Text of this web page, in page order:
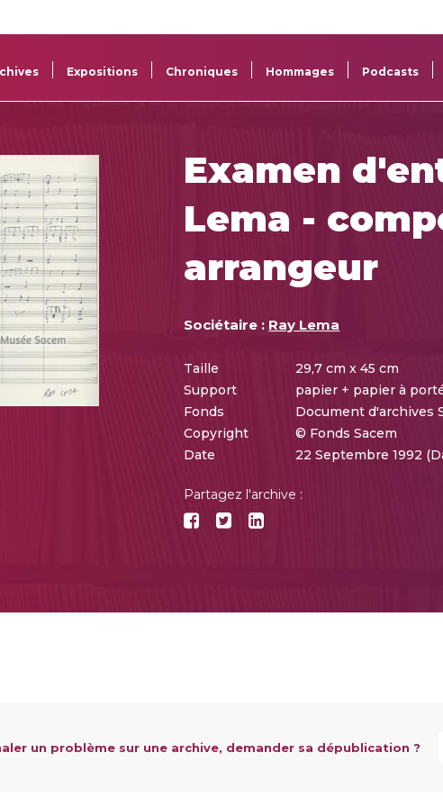
Sacem
projets
Sacem
des œuvres
Expositions Chroniques Hommages Podcasts
Examen
Lema -
arrangeur
Sociétaire : Ray Lema
Taille
29,7 cm x 45 cm
Support
papier + papier à
Fonds
Document d'archives
Copyright
© Fonds Sacem
Date
22 Septembre 1992
Partagez l'archive :
un problème sur une archive, demander sa dépublication ?